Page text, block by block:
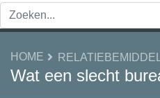
HOME
Wat een slecht